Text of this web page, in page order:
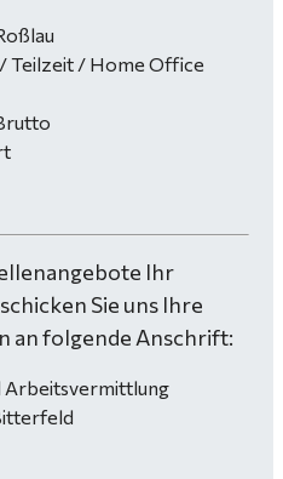
Teilzeit / Home Office
Ihr
Sie uns Ihre
an folgende Anschrift:
Arbeitsvermittlung